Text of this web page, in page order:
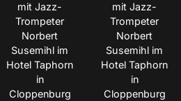
mit Jazz-
Trompeter
Norbert
Susemihl im
Hotel Taphorn
in
Cloppenburg
mit Jazz-
Trompeter
Norbert
Susemihl im
Hotel Taphorn
in
Cloppenburg